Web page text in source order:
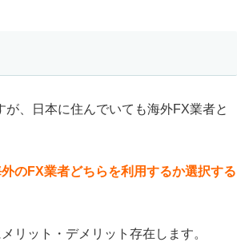
、日本に住んでいても海外FX業者と
のFX業者どちらを利用するか選択する
リット・デメリット存在します。